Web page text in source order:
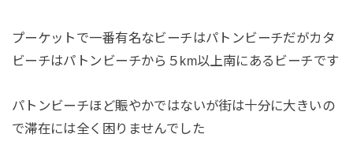
プーケットで一番有名なビーチはパトンビーチだがカタ
ビーチはパトンビーチから５km以上南にあるビーチです
パトンビーチほど賑やかではないが街は十分に大きいの
で滞在には全く困りませんでした